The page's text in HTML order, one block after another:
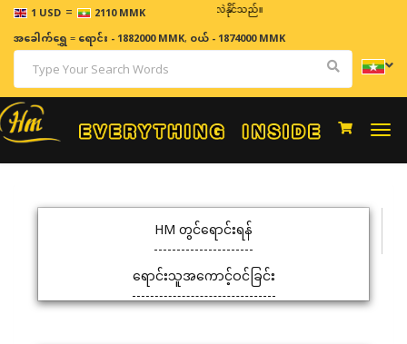
1 USD = 2110 MMK
ဈေးနှုန်းများသည် အချိန်နှင့် အမျှပြောင်းလဲနိုင်သည်။
အခေါက်ရွှေ=ရောင်း - 1882000 MMK, ဝယ် - 1874000 MMK
HM တွင်ရောင်းရန်
ရောင်းသူအကောင့်ဝင်ခြင်း